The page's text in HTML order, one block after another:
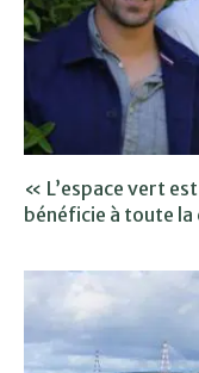
« L’espace vert
bénéficie à toute